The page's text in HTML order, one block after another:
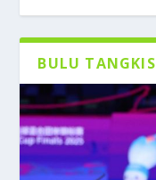
BULU TANGKIS